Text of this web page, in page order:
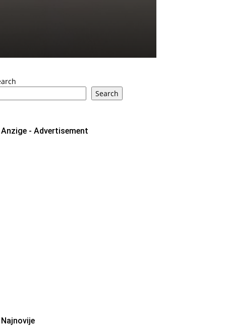
Search
Anzige - Advertisement
Najnovije